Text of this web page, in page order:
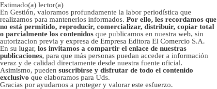
Estimado(a) lector(a)
En Gestión, valoramos profundamente la labor periodística que
realizamos para mantenerlos informados. Por ello, les recordamos que
no está permitido, reproducir, comercializar, distribuir, copiar total
o parcialmente los contenidos que publicamos en nuestra web, sin
autorizacion previa y expresa de Empresa Editora El Comercio S.A.
En su lugar, los invitamos a compartir el enlace de nuestras
publicaciones, para que más personas puedan acceder a información
veraz y de calidad directamente desde nuestra fuente oficial.
Asimismo, pueden suscribirse y disfrutar de todo el contenido
exclusivo que elaboramos para Uds.
Gracias por ayudarnos a proteger y valorar este esfuerzo.